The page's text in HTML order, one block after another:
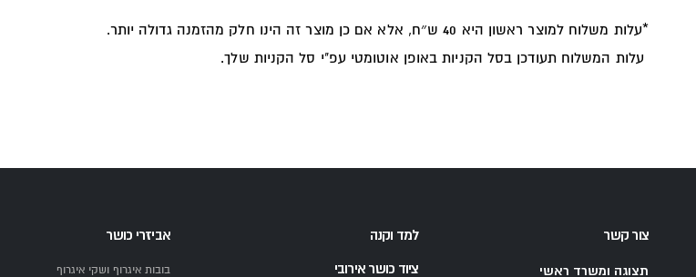
*עלות משלוח למוצר ראשון היא 40 ש״ח, אלא אם כן מוצר זה הינו חלק מהזמנה גדולה יותר.
עלות המשלוח תעודכן בסל הקניות באופן אוטומטי עפ"י סל הקניות שלך.
צור קשר
תצוגה ומשרד ראשי
למד וקנה
ציוד כושר אירובי
אביזרי כושר
בובות איגרוף ושקי איגרוף